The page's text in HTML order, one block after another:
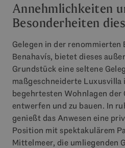
Annehmlichkeiten
Besonderheiten
Gelegen in der renommierten
Benahavís, bietet dieses
Grundstück eine seltene
maßgeschneiderte Luxusvilla
begehrtesten Wohnlagen der
entwerfen und zu bauen. In
genießt das Anwesen eine
Position mit spektakulärem
Mittelmeer, die umliegenden